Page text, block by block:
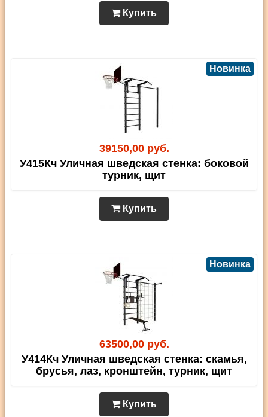
Купить
39150,00 руб.
Новинка
У415Кч Уличная шведская стенка: боковой
турник, щит
Купить
63500,00 руб.
Новинка
У414Кч Уличная шведская стенка: скамья,
брусья, лаз, кронштейн, турник, щит
Купить